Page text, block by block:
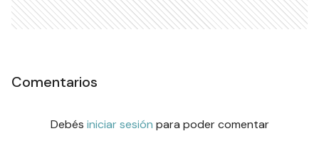
Comentarios
Debés iniciar sesión para poder comentar